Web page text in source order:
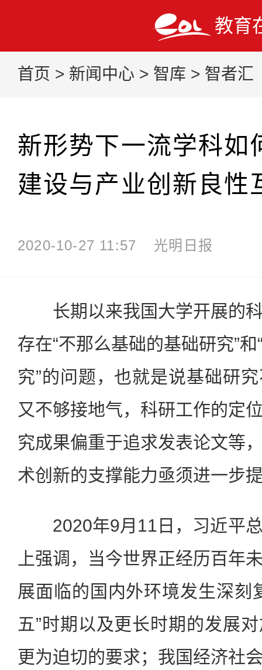
教育
首页 > 新闻中心 > 智库 > 智者汇
新形势下一流学科
建设与产业创新良性
2020-10-27 11:57 光明日报
长期以来我国大学开展的科
存在“不那么基础的基础研究”
究”的问题，也就是说基础研
又不够接地气，科研工作的定
究成果偏重于追求发表论文等
术创新的支撑能力亟须进一步
2020年9月11日，习近平总
上强调，当今世界正经历百年
展面临的国内外环境发生深刻
五”时期以及更长时期的发展
更为迫切的要求；我国经济社